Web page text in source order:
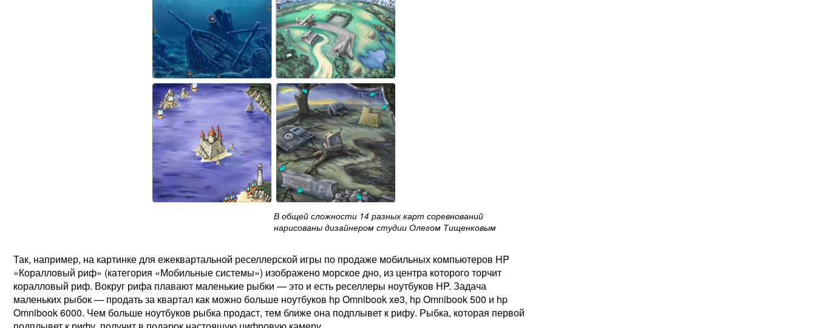
В общей сложности 14 разных карт соревнований
нарисованы дизайнером студии Олегом Тищенковым
Так, например, на картинке для ежеквартальной реселлерской игры по продаже мобильных компьютеров HP
«Коралловый риф» (категория «Мобильные системы») изображено морское дно, из центра которого торчит
коралловый риф. Вокруг рифа плавают маленькие рыбки — это и есть реселлеры ноутбуков HP. Задача
маленьких рыбок — продать за квартал как можно больше ноутбуков hp Omnibook xe3, hp Omnibook 500 и hp
Omnibook 6000. Чем больше ноутбуков рыбка продаст, тем ближе она подплывет к рифу. Рыбка, которая первой